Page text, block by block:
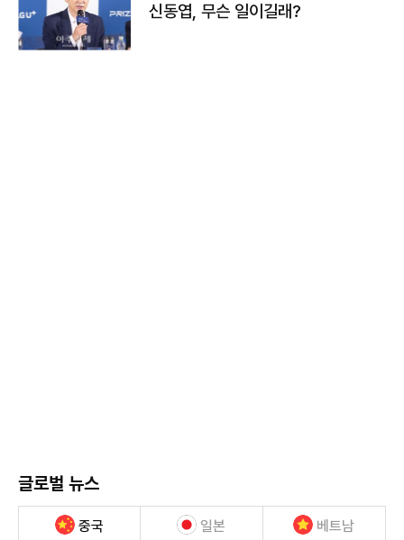
신동엽, 무슨 일이길래?
글로벌 뉴스
중국 일본 베트남